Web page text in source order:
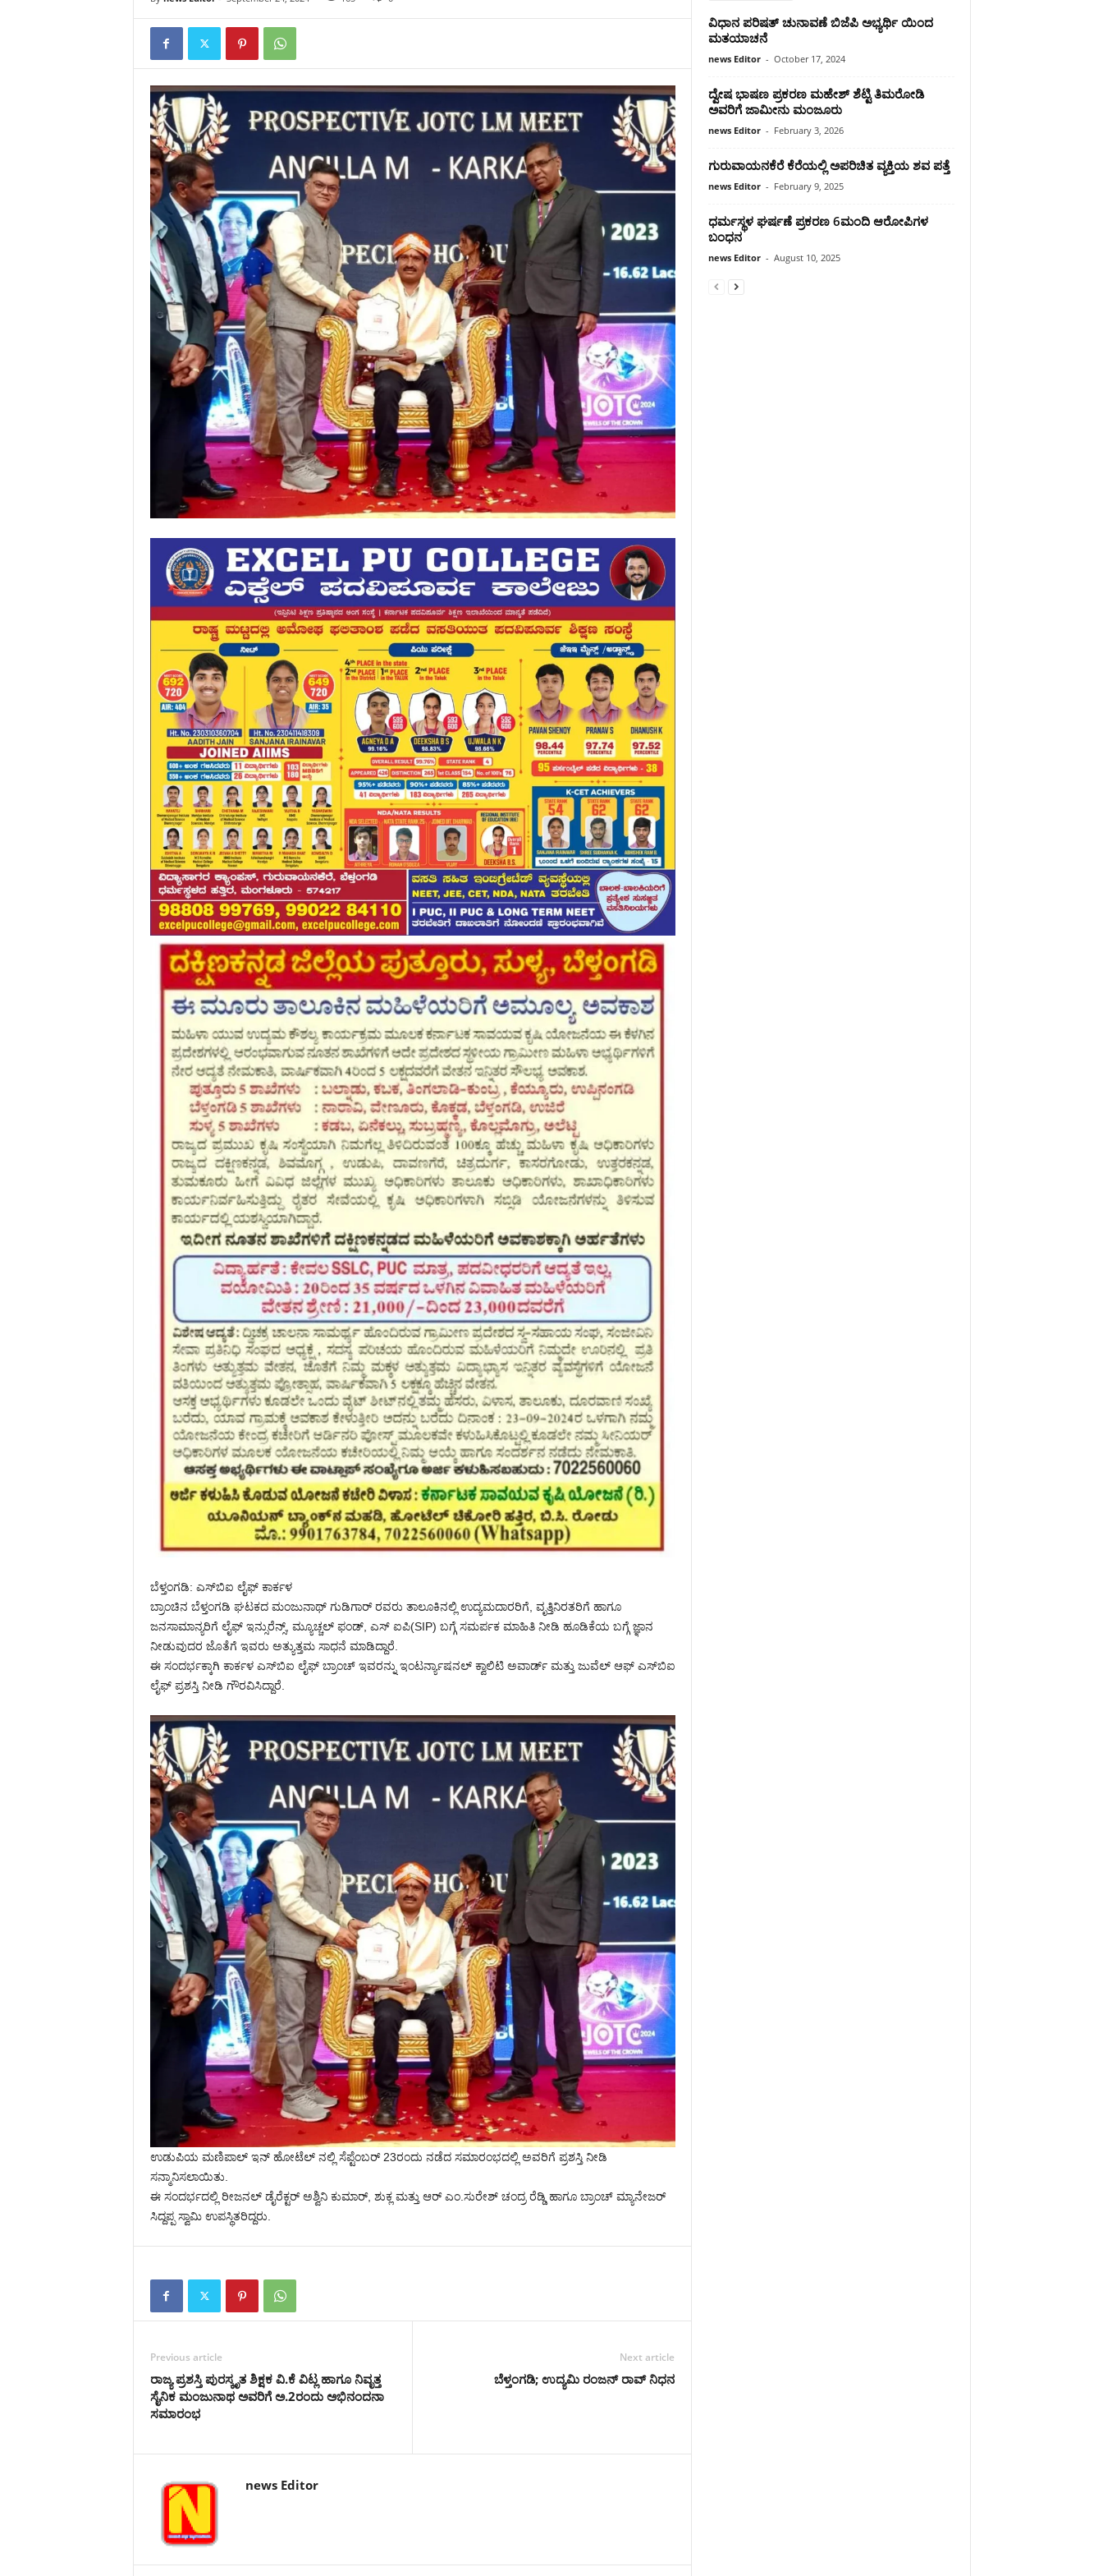
ಬೆಳ್ತಂಗಡಿ: ಎಸ್‌ಬಿಐ ಲೈಫ್ ಕಾರ್ಕಳ
ಬ್ರಾಂಚಿನ ಬೆಳ್ತಂಗಡಿ ಘಟಕದ ಮಂಜುನಾಥ್ ಗುಡಿಗಾರ್ ರವರು ತಾಲೂಕಿನಲ್ಲಿ ಉದ್ಯಮದಾರರಿಗೆ, ವೃತ್ತಿನಿರತರಿಗೆ ಹಾಗೂ
ಜನಸಾಮಾನ್ಯರಿಗೆ ಲೈಫ್ ಇನ್ಸುರೆನ್ಸ್, ಮ್ಯೂಚ್ಚಲ್ ಫಂಡ್, ಎಸ್ ಐಪಿ(SIP) ಬಗ್ಗೆ ಸಮರ್ಪಕ ಮಾಹಿತಿ ನೀಡಿ ಹೂಡಿಕೆಯ ಬಗ್ಗೆ ಜ್ಞಾನ
ನೀಡುವುದರ ಜೊತೆಗೆ ಇವರು ಅತ್ಯುತ್ತಮ ಸಾಧನೆ ಮಾಡಿದ್ದಾರೆ.
ಈ ಸಂದರ್ಭಕ್ಕಾಗಿ ಕಾರ್ಕಳ ಎಸ್‌ಬಿಐ ಲೈಫ್ ಬ್ರಾಂಚ್ ಇವರನ್ನು ಇಂಟರ್ನ್ಯಾಷನಲ್ ಕ್ವಾಲಿಟಿ ಅವಾರ್ಡ್ ಮತ್ತು ಜುವೆಲ್ ಆಫ್‌ ಎಸ್‌ಬಿಐ
ಲೈಫ್‌ ಪ್ರಶಸ್ತಿ ನೀಡಿ ಗೌರವಿಸಿದ್ದಾರೆ.
ಉಡುಪಿಯ ಮಣಿಪಾಲ್ ಇನ್ ಹೋಟೆಲ್ ನಲ್ಲಿ ಸೆಪ್ಟೆಂಬರ್ 23ರಂದು ನಡೆದ ಸಮಾರಂಭದಲ್ಲಿ ಅವರಿಗೆ ಪ್ರಶಸ್ತಿ ನೀಡಿ
ಸನ್ಮಾನಿಸಲಾಯಿತು.
ಈ ಸಂದರ್ಭದಲ್ಲಿ ರೀಜನಲ್ ಡೈರೆಕ್ಟರ್ ಅಶ್ವಿನಿ ಕುಮಾರ್, ಶುಕ್ಲ ಮತ್ತು ಆ‌ರ್ ಎಂ.ಸುರೇಶ್ ಚಂದ್ರ ರೆಡ್ಡಿ ಹಾಗೂ ಬ್ರಾಂಚ್ ಮ್ಯಾನೇಜ‌ರ್
ಸಿದ್ದಪ್ಪ ಸ್ವಾಮಿ ಉಪಸ್ಥಿತರಿದ್ದರು.
Previous article
ರಾಜ್ಯ ಪ್ರಶಸ್ತಿ ಪುರಸ್ಕೃತ ಶಿಕ್ಷಕ ವಿ.ಕೆ ವಿಟ್ಲ ಹಾಗೂ ನಿವೃತ್ತ
ಸೈನಿಕ ಮಂಜುನಾಥ ಅವರಿಗೆ ಅ.2ರಂದು ಅಭಿನಂದನಾ
ಸಮಾರಂಭ
Next article
ಬೆಳ್ತಂಗಡಿ; ಉದ್ಯಮಿ ರಂಜನ್ ರಾವ್ ನಿಧನ
news Editor
ವಿಧಾನ ಪರಿಷತ್ ಚುನಾವಣೆ ಬಿಜೆಪಿ ಅಭ್ಯರ್ಥಿ ಯಿಂದ
ಮತಯಾಚನೆ
news Editor - October 17, 2024
ದ್ವೇಷ ಭಾಷಣ ಪ್ರಕರಣ ಮಹೇಶ್ ಶೆಟ್ಟಿ ತಿಮರೋಡಿ
ಅವರಿಗೆ ಜಾಮೀನು ಮಂಜೂರು
news Editor - February 3, 2026
ಗುರುವಾಯನಕೆರೆ ಕೆರೆಯಲ್ಲಿ ಅಪರಿಚಿತ ವ್ಯಕ್ತಿಯ ಶವ ಪತ್ತೆ
news Editor - February 9, 2025
ಧರ್ಮಸ್ಥಳ ಘರ್ಷಣೆ ಪ್ರಕರಣ 6ಮಂದಿ ಆರೋಪಿಗಳ
ಬಂಧನ
news Editor - August 10, 2025